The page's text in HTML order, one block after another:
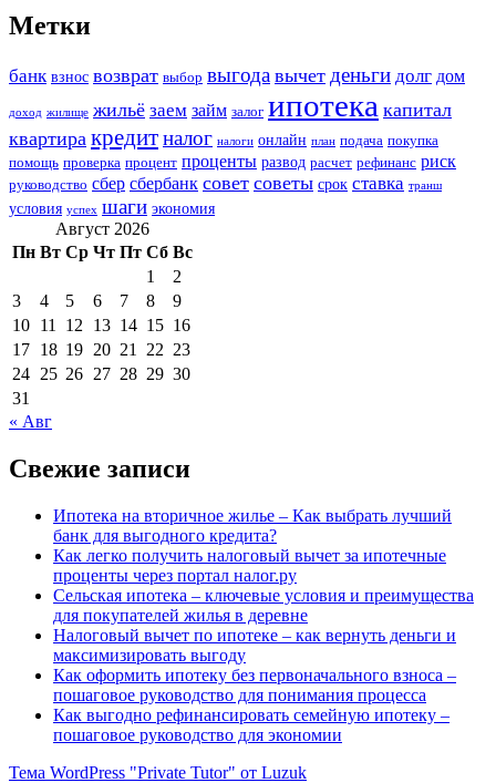
Метки
банк взнос возврат выбор выгода вычет деньги долг дом
доход жилище жильё заем займ залог ипотека капитал
квартира кредитналог налоги онлайн план подача покупка
помощь проверка процент проценты развод расчет рефинанс риск
руководство сбер сбербанк совет советы срок ставка транш
условия успех шаги экономия
Август 2026
Пн Вт Ср Чт Пт Сб Вс
1
2
3
4 5 6 7 8
9
10 11 12 13 14 15 16
17 18 19 20 21 22 23
24 25 26 27 28 29 30
31
« Авг
Свежие записи
Ипотека на вторичное жилье – Как выбрать лучший
банк для выгодного кредита?
Как легко получить налоговый вычет за ипотечные
проценты через портал налог.ру
Сельская ипотека – ключевые условия и преимущества
для покупателей жилья в деревне
Налоговый вычет по ипотеке – как вернуть деньги и
максимизировать выгоду
Как оформить ипотеку без первоначального взноса –
пошаговое руководство для понимания процесса
Как выгодно рефинансировать семейную ипотеку –
пошаговое руководство для экономии
Тема WordPress "Private Tutor" от Luzuk